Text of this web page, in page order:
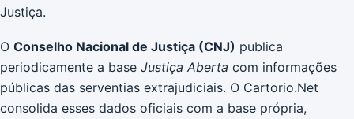
Justiça.
O Conselho Nacional de Justiça (CNJ) publica
periodicamente a base Justiça Aberta com informações
públicas das serventias extrajudiciais. O Cartorio.Net
consolida esses dados oficiais com a base própria,